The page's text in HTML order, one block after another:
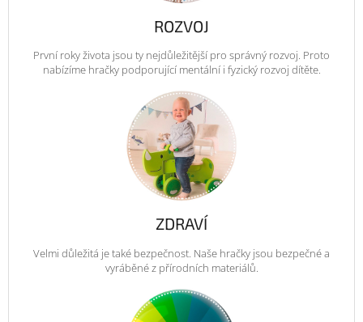
ROZVOJ
První roky života jsou ty nejdůležitější pro správný rozvoj. Proto
nabízíme hračky podporující mentální i fyzický rozvoj dítěte.
ZDRAVÍ
Velmi důležitá je také bezpečnost. Naše hračky jsou bezpečné a
vyráběné z přírodních materiálů.